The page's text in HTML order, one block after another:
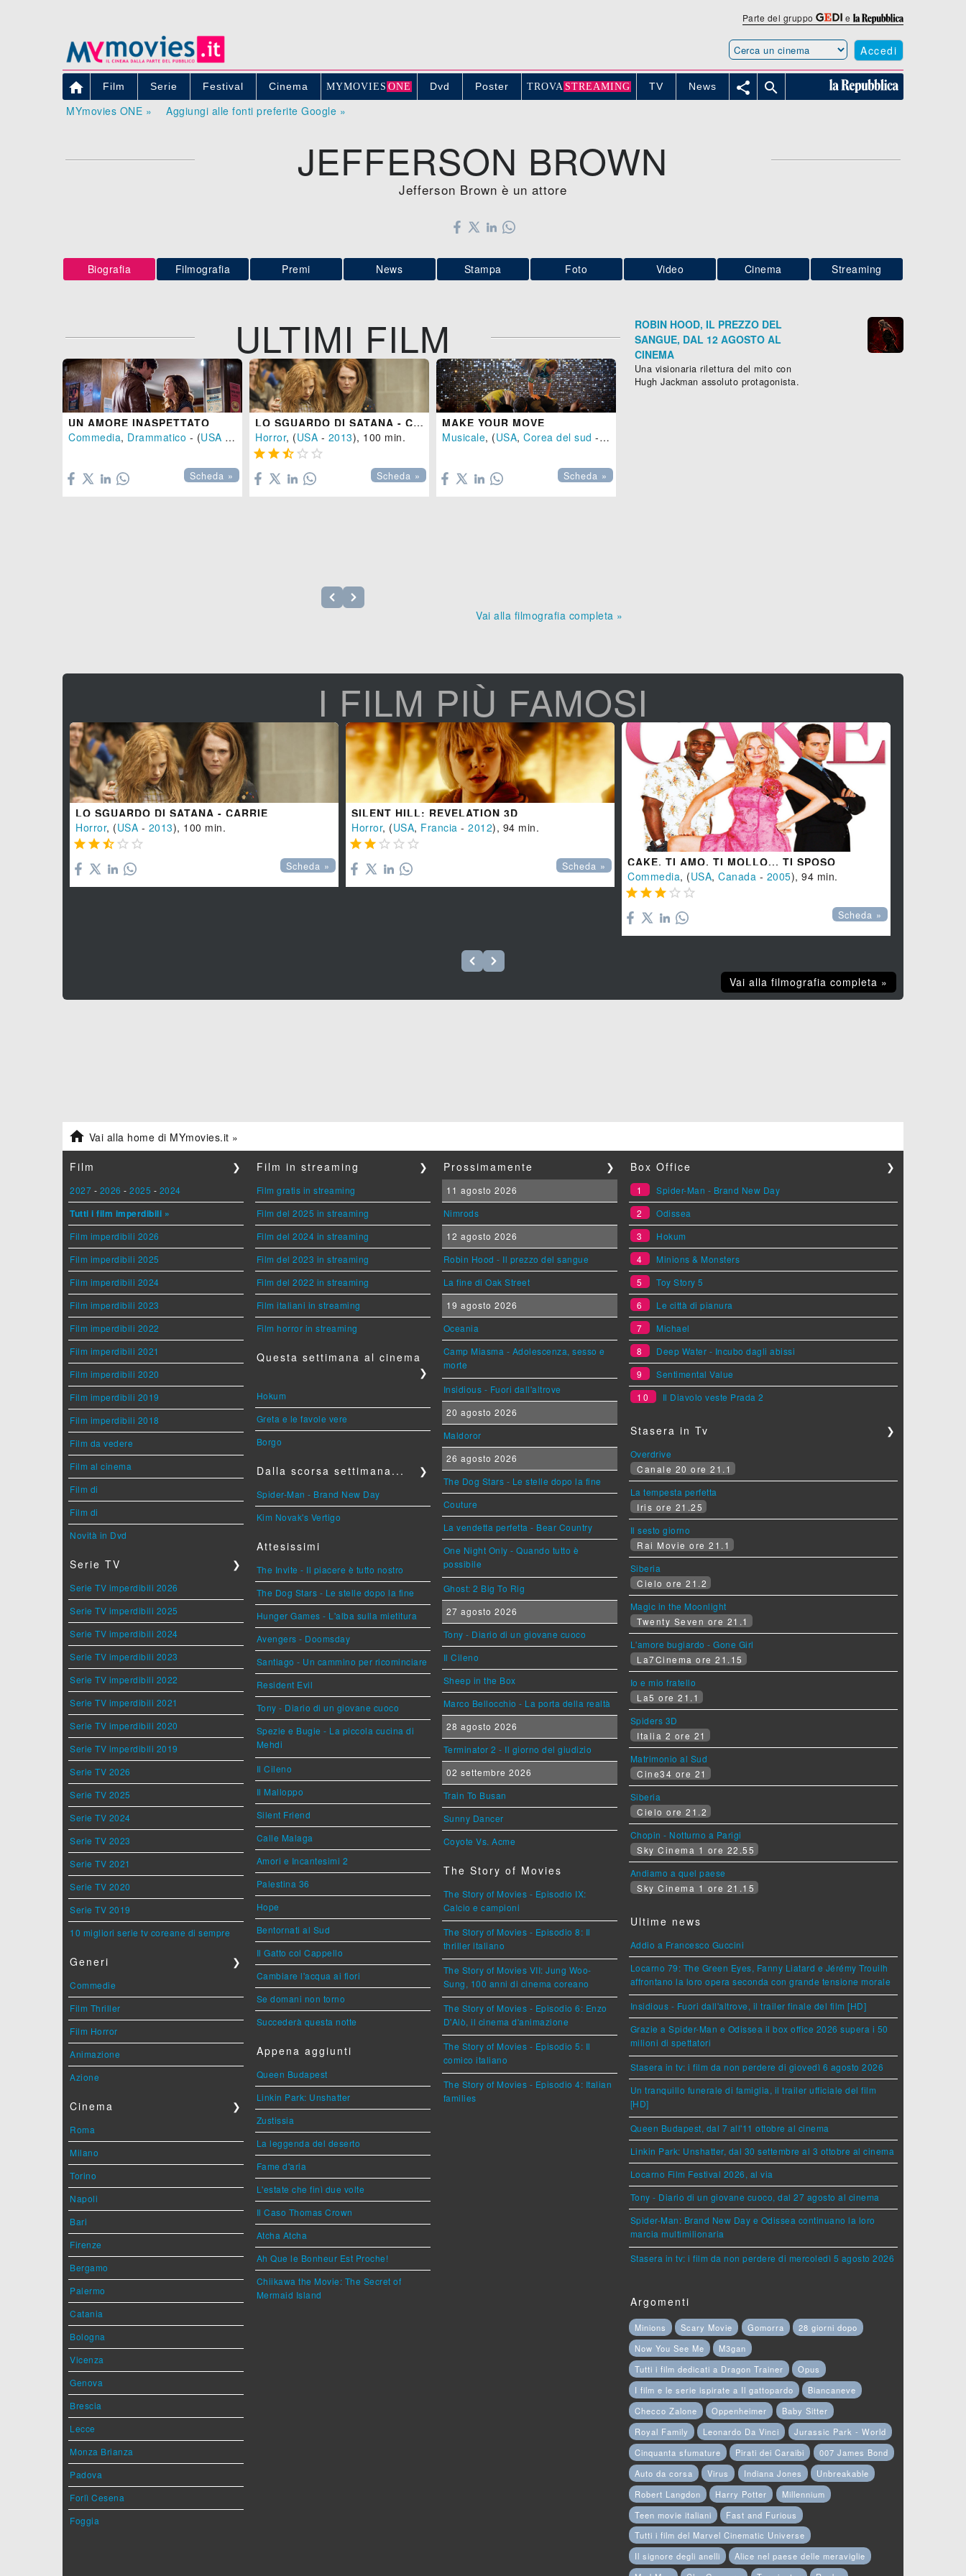
Parte del gruppo e
Accedi
 Film Serie Festival Cinema MYMOVIE S ONE Dvd Poster TROVA STREAMING TV News  
MYmovies ONE » Aggiungi alle fonti preferite Google »
JEFFERSON BROWN
Jefferson Brown è un attore
Biografia Filmografia Premi News Stampa Foto Video Cinema Streaming
ULTIMI FILM
UN AMORE INASPETTATO
Commedia, Drammatico - (USA 2016)
Scheda »
LO SGUARDO DI SATANA - CARRIE
Horror, (USA - 2013), 100 min.
    
Scheda »
MAKE YOUR MOVE
Musicale, (USA, Corea del sud - 2013
Scheda »
Vai alla filmografia completa »
ROBIN HOOD, IL PREZZO DEL
SANGUE, DAL 12 AGOSTO AL
CINEMA
Una visionaria rilettura del mito con
Hugh Jackman assoluto protagonista.
I FILM PIÙ FAMOSI
LO SGUARDO DI SATANA - CARRIE
Horror, (USA - 2013), 100 min.
    
Scheda »
SILENT HILL: REVELATION 3D
Horror, (USA, Francia - 2012), 94 min.
    
Scheda »
CAKE. TI AMO, TI MOLLO... TI SPOSO
Commedia, (USA, Canada - 2005), 94 min.
    
Scheda »
Vai alla filmografia completa »
 Vai alla home di MYmovies.it »
Film ❯
2027 - 2026 - 2025 - 2024
Tutti i film imperdibili »
Film imperdibili 2026
Film imperdibili 2025
Film imperdibili 2024
Film imperdibili 2023
Film imperdibili 2022
Film imperdibili 2021
Film imperdibili 2020
Film imperdibili 2019
Film imperdibili 2018
Film da vedere
Film al cinema
Film di
Film di
Novità in Dvd
Serie TV ❯
Serie TV imperdibili 2026
Serie TV imperdibili 2025
Serie TV imperdibili 2024
Serie TV imperdibili 2023
Serie TV imperdibili 2022
Serie TV imperdibili 2021
Serie TV imperdibili 2020
Serie TV imperdibili 2019
Serie TV 2026
Serie TV 2025
Serie TV 2024
Serie TV 2023
Serie TV 2021
Serie TV 2020
Serie TV 2019
10 migliori serie tv coreane di sempre
Generi ❯
Commedie
Film Thriller
Film Horror
Animazione
Azione
Cinema ❯
Roma
Milano
Torino
Napoli
Bari
Firenze
Bergamo
Palermo
Catania
Bologna
Vicenza
Genova
Brescia
Lecce
Monza Brianza
Padova
Forlì Cesena
Foggia
Film in streaming ❯
Film gratis in streaming
Film del 2025 in streaming
Film del 2024 in streaming
Film del 2023 in streaming
Film del 2022 in streaming
Film italiani in streaming
Film horror in streaming
Questa settimana al cinema
❯
Hokum
Greta e le favole vere
Borgo
Dalla scorsa settimana... ❯
Spider-Man - Brand New Day
Kim Novak's Vertigo
Attesissimi
The Invite - Il piacere è tutto nostro
The Dog Stars - Le stelle dopo la fine
Hunger Games - L'alba sulla mietitura
Avengers - Doomsday
Santiago - Un cammino per ricominciare
Resident Evil
Tony - Diario di un giovane cuoco
Spezie e Bugie - La piccola cucina di
Mehdi
Il Cileno
Il Malloppo
Silent Friend
Calle Malaga
Amori e Incantesimi 2
Palestina 36
Hope
Bentornati al Sud
Il Gatto col Cappello
Cambiare l'acqua ai fiori
Se domani non torno
Succederà questa notte
Appena aggiunti
Queen Budapest
Linkin Park: Unshatter
Zustissia
La leggenda del deserto
Fame d'aria
L'estate che finì due volte
Il Caso Thomas Crown
Atcha Atcha
Ah Que le Bonheur Est Proche!
Chiikawa the Movie: The Secret of
Mermaid Island
Prossimamente ❯
11 agosto 2026
Nimrods
12 agosto 2026
Robin Hood - Il prezzo del sangue
La fine di Oak Street
19 agosto 2026
Oceania
Camp Miasma - Adolescenza, sesso e
morte
Insidious - Fuori dall'altrove
20 agosto 2026
Maldoror
26 agosto 2026
The Dog Stars - Le stelle dopo la fine
Couture
La vendetta perfetta - Bear Country
One Night Only - Quando tutto è
possibile
Ghost: 2 Big To Rig
27 agosto 2026
Tony - Diario di un giovane cuoco
Il Cileno
Sheep in the Box
Marco Bellocchio - La porta della realtà
28 agosto 2026
Terminator 2 - Il giorno del giudizio
02 settembre 2026
Train To Busan
Sunny Dancer
Coyote Vs. Acme
The Story of Movies
The Story of Movies - Episodio IX:
Calcio e campioni
The Story of Movies - Episodio 8: Il
thriller italiano
The Story of Movies VII: Jung Woo-
Sung, 100 anni di cinema coreano
The Story of Movies - Episodio 6: Enzo
D'Alò, il cinema d'animazione
The Story of Movies - Episodio 5: Il
comico italiano
The Story of Movies - Episodio 4: Italian
families
Box Office ❯
1
Spider-Man - Brand New Day
2
Odissea
3
Hokum
4
Minions & Monsters
5
Toy Story 5
6
Le città di pianura
7
Michael
8
Deep Water - Incubo dagli abissi
9
Sentimental Value
10
Il Diavolo veste Prada 2
Stasera in Tv ❯
Overdrive
Canale 20 ore 21.1
La tempesta perfetta
Iris ore 21.25
Il sesto giorno
Rai Movie ore 21.1
Siberia
Cielo ore 21.2
Magic in the Moonlight
Twenty Seven ore 21.1
L'amore bugiardo - Gone Girl
La7Cinema ore 21.15
Io e mio fratello
La5 ore 21.1
Spiders 3D
Italia 2 ore 21
Matrimonio al Sud
Cine34 ore 21
Siberia
Cielo ore 21.2
Chopin - Notturno a Parigi
Sky Cinema 1 ore 22.55
Andiamo a quel paese
Sky Cinema 1 ore 21.15
Ultime news
Addio a Francesco Guccini
Locarno 79: The Green Eyes, Fanny Liatard e Jérémy Trouilh
affrontano la loro opera seconda con grande tensione morale
Insidious - Fuori dall'altrove, il trailer finale del film [HD]
Grazie a Spider-Man e Odissea il box office 2026 supera i 50
milioni di spettatori
Stasera in tv: i film da non perdere di giovedì 6 agosto 2026
Un tranquillo funerale di famiglia, il trailer ufficiale del film
[HD]
Queen Budapest, dal 7 all'11 ottobre al cinema
Linkin Park: Unshatter, dal 30 settembre al 3 ottobre al cinema
Locarno Film Festival 2026, al via
Tony - Diario di un giovane cuoco, dal 27 agosto al cinema
Spider-Man: Brand New Day e Odissea continuano la loro
marcia multimilionaria
Stasera in tv: i film da non perdere di mercoledì 5 agosto 2026
Argomenti
Minions Scary Movie Gomorra
28 giorni dopo
Now You See Me
M3gan
Tutti i film dedicati a Dragon Trainer
Opus
I film e le serie ispirate a Il gattopardo
Biancaneve
Checco Zalone
Oppenheimer
Baby Sitter
Royal Family
Leonardo Da Vinci
Jurassic Park - World
Cinquanta sfumature
Pirati dei Caraibi
007 James Bond
Auto da corsa
Virus Indiana Jones
Unbreakable
Robert Langdon
Harry Potter
Millennium
Teen movie italiani
Fast and Furious
Tutti i film del Marvel Cinematic Universe
Il signore degli anelli
Alice nel paese delle meraviglie